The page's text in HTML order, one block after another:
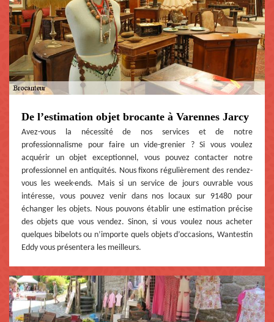
De l’estimation objet brocante à Varennes Jarcy
Avez-vous la nécessité de nos services et de notre
professionnalisme pour faire un vide-grenier ? Si vous voulez
acquérir un objet exceptionnel, vous pouvez contacter notre
professionnel en antiquités. Nous fixons régulièrement des rendez-
vous les week-ends. Mais si un service de jours ouvrable vous
intéresse, vous pouvez venir dans nos locaux sur 91480 pour
échanger les objets. Nous pouvons établir une estimation précise
des objets que vous vendez. Sinon, si vous voulez nous acheter
quelques bibelots ou n’importe quels objets d’occasions, Wantestin
Eddy vous présentera les meilleurs.